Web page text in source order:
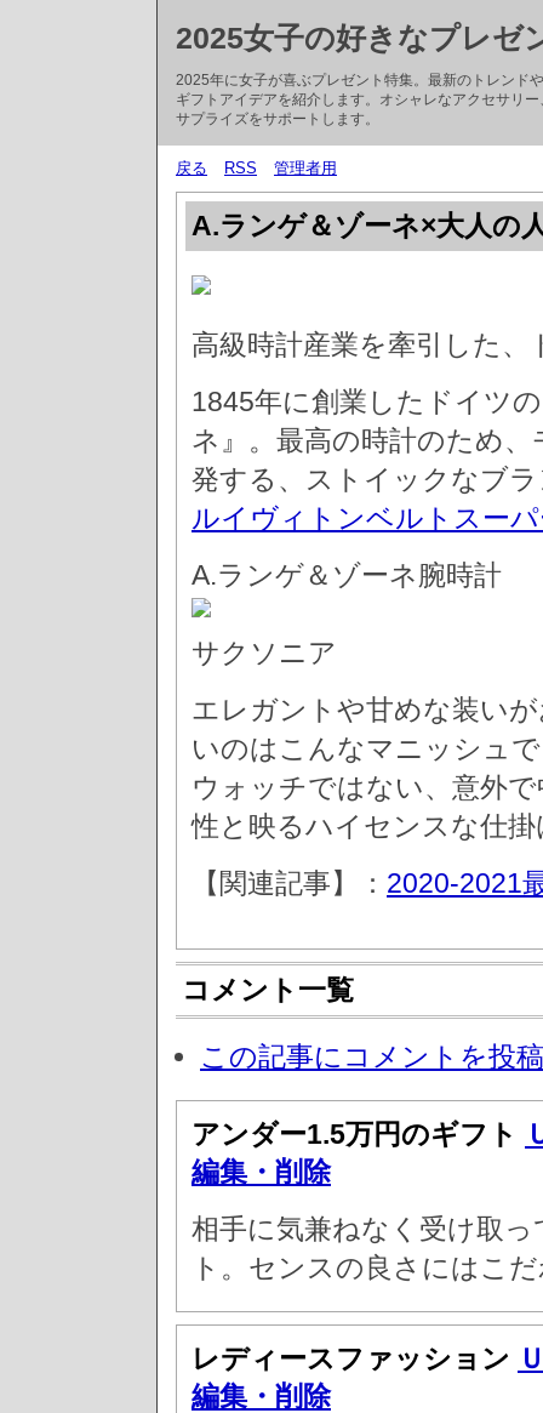
2025女子の好きなプレゼ
2025年に女子が喜ぶプレゼント特集。最新のトレンド
ギフトアイデアを紹介します。オシャレなアクセサリ
サプライズをサポートします。
戻る RSS 管理者用
A.ランゲ＆ゾーネ×大人の
高級時計産業を牽引した、
1845年に創業したドイツ
ネ』。最高の時計のため
発する、ストイックなブ
ルイヴィトンベルトスー
A.ランゲ＆ゾーネ腕時計
サクソニア
エレガントや甘めな装い
いのはこんなマニッシュ
ウォッチではない、意外
性と映るハイセンスな仕
【関連記事】： 2020-2021
コメント一覧
この記事にコメントを投
アンダー1.5万円のギフト
編集・削除
相手に気兼ねなく受け取
ト。センスの良さにはこ
レディースファッション
編集・削除